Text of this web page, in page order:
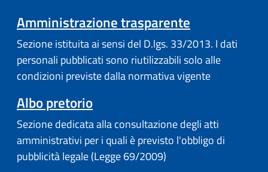
Amministrazione trasparente
Sezione istituita ai sensi del D.lgs. 33/2013. I dati
personali pubblicati sono riutilizzabili solo alle
condizioni previste dalla normativa vigente
Albo pretorio
Sezione dedicata alla consultazione degli atti
amministrativi per i quali è previsto l'obbligo di
pubblicità legale (Legge 69/2009)